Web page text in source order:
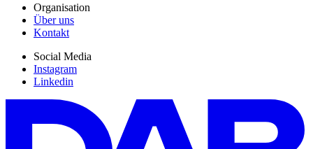
Organisation
Über uns
Kontakt
Social Media
Instagram
Linkedin